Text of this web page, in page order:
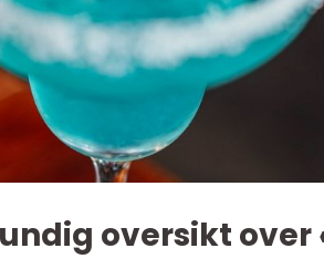
oversikt over